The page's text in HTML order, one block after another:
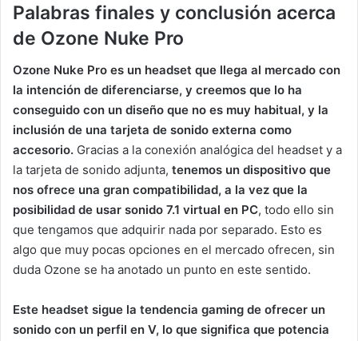
Palabras finales y conclusión acerca
de Ozone Nuke Pro
Ozone Nuke Pro es un headset que llega al mercado con
la intención de diferenciarse, y creemos que lo ha
conseguido con un diseño que no es muy habitual, y la
inclusión de una tarjeta de sonido externa como
accesorio. Gracias a la conexión analógica del headset y a
la tarjeta de sonido adjunta, tenemos un dispositivo que
nos ofrece una gran compatibilidad, a la vez que la
posibilidad de usar sonido 7.1 virtual en PC, todo ello sin
que tengamos que adquirir nada por separado. Esto es
algo que muy pocas opciones en el mercado ofrecen, sin
duda Ozone se ha anotado un punto en este sentido.
Este headset sigue la tendencia gaming de ofrecer un
sonido con un perfil en V, lo que significa que potencia